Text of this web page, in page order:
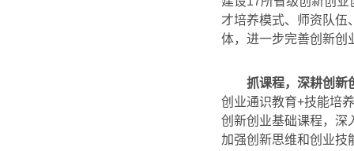
才培养模式、师资队伍
体，进一步完善创新创
抓课程，深耕创新
创业通识教育+技能培
创新创业基础课程，深
加强创新思维和创业技